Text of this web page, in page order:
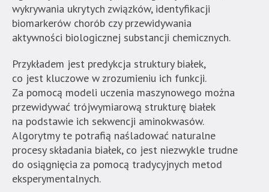
wykrywania ukrytych związków, identyfikacji
biomarkerów chorób czy przewidywania
aktywności biologicznej substancji chemicznych.
Przykładem jest predykcja struktury białek,
co jest kluczowe w zrozumieniu ich funkcji.
Za pomocą modeli uczenia maszynowego można
przewidywać trójwymiarową strukturę białek
na podstawie ich sekwencji aminokwasów.
Algorytmy te potrafią naśladować naturalne
procesy składania białek, co jest niezwykle trudne
do osiągnięcia za pomocą tradycyjnych metod
eksperymentalnych.